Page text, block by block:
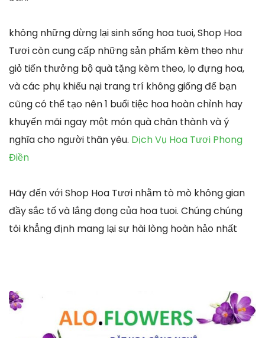
không những dừng lại sinh sống hoa tuoi, Shop Hoa
Tươi còn cung cấp những sản phẩm kèm theo như
giỏ tiến thưởng bộ quà tặng kèm theo, lọ đựng hoa,
và các phụ khiếu nại trang trí không giống để bạn
cũng có thể tạo nên 1 buổi tiệc hoa hoàn chỉnh hay
khuyến mãi ngay một món quà chân thành và ý
nghĩa cho người thân yêu. Dịch Vụ Hoa Tươi Phong
Điền
Hãy đến với Shop Hoa Tươi nhằm tò mò không gian
đầy sắc tố và lắng đọng của hoa tuoi. Chúng chúng
tôi khẳng định mang lại sự hài lòng hoàn hảo nhất